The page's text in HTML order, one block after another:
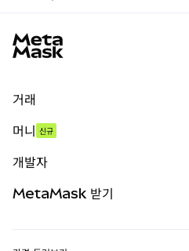
거래
무기한 선물
실물자산
머니 신규
개발자
MetaMask 받기